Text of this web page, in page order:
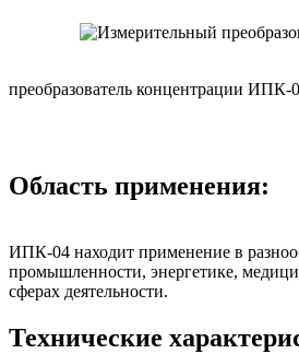
преобразователь концентрации ИПК-
Область применения:
ИПК-04 находит применение в
промышленности, энергетике,
сферах деятельности.
Технические